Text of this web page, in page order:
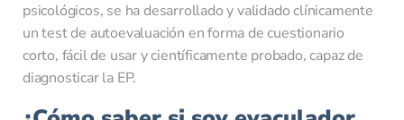
psicológicos, se ha desarrollado y validado clínicamente
un test de autoevaluación en forma de cuestionario
corto, fácil de usar y científicamente probado, capaz de
diagnosticar la EP.